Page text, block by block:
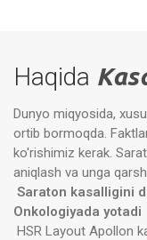
Haqida
Dunyo miqyosida,
ortib bormoqda.
ko'rishimiz kerak.
aniqlash va unga
Saraton kasalligini
Onkologiyada yotadi
HSR Layout Apollon